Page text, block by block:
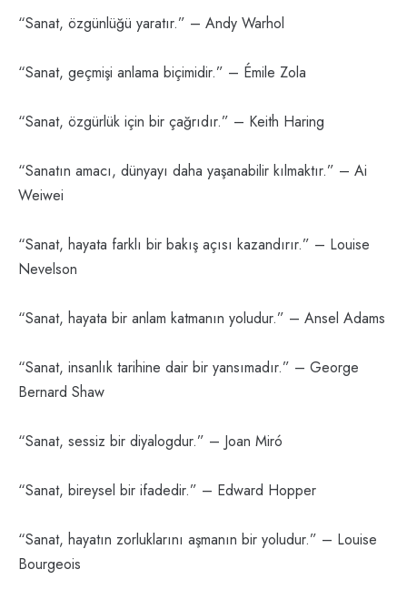
“Sanat, özgünlüğü yaratır.” – Andy Warhol
“Sanat, geçmişi anlama biçimidir.” – Émile Zola
“Sanat, özgürlük için bir çağrıdır.” – Keith Haring
“Sanatın amacı, dünyayı daha yaşanabilir kılmaktır.” – Ai
Weiwei
“Sanat, hayata farklı bir bakış açısı kazandırır.” – Louise
Nevelson
“Sanat, hayata bir anlam katmanın yoludur.” – Ansel Adams
“Sanat, insanlık tarihine dair bir yansımadır.” – George
Bernard Shaw
“Sanat, sessiz bir diyalogdur.” – Joan Miró
“Sanat, bireysel bir ifadedir.” – Edward Hopper
“Sanat, hayatın zorluklarını aşmanın bir yoludur.” – Louise
Bourgeois